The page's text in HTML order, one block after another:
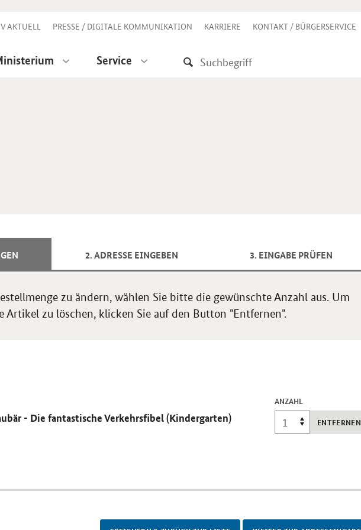
AKTUELL PRESSE / DIGITALE KOMMUNIKATION KARRIERE KONTAKT / BÜRGERSERVICE
Service
2. ADRESSE EINGEBEN 3. EINGABE PRÜFEN
zu ändern, wählen Sie bitte die gewünschte Anzahl aus. Um
Artikel zu löschen, klicken Sie auf den Button "Entfernen".
- Die fantastische Verkehrsfibel (Kindergarten)
ANZAHL
ENTFERNEN